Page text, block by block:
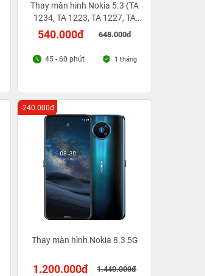
Thay màn hình Nokia 5.3 (TA
1234, TA 1223, TA 1227, TA
1229)
540.000đ 648.000đ
45 - 60 phút 1 tháng
Thay màn hình Nokia 8.3 5G
1.200.000đ 1.440.000đ
-240.000đ